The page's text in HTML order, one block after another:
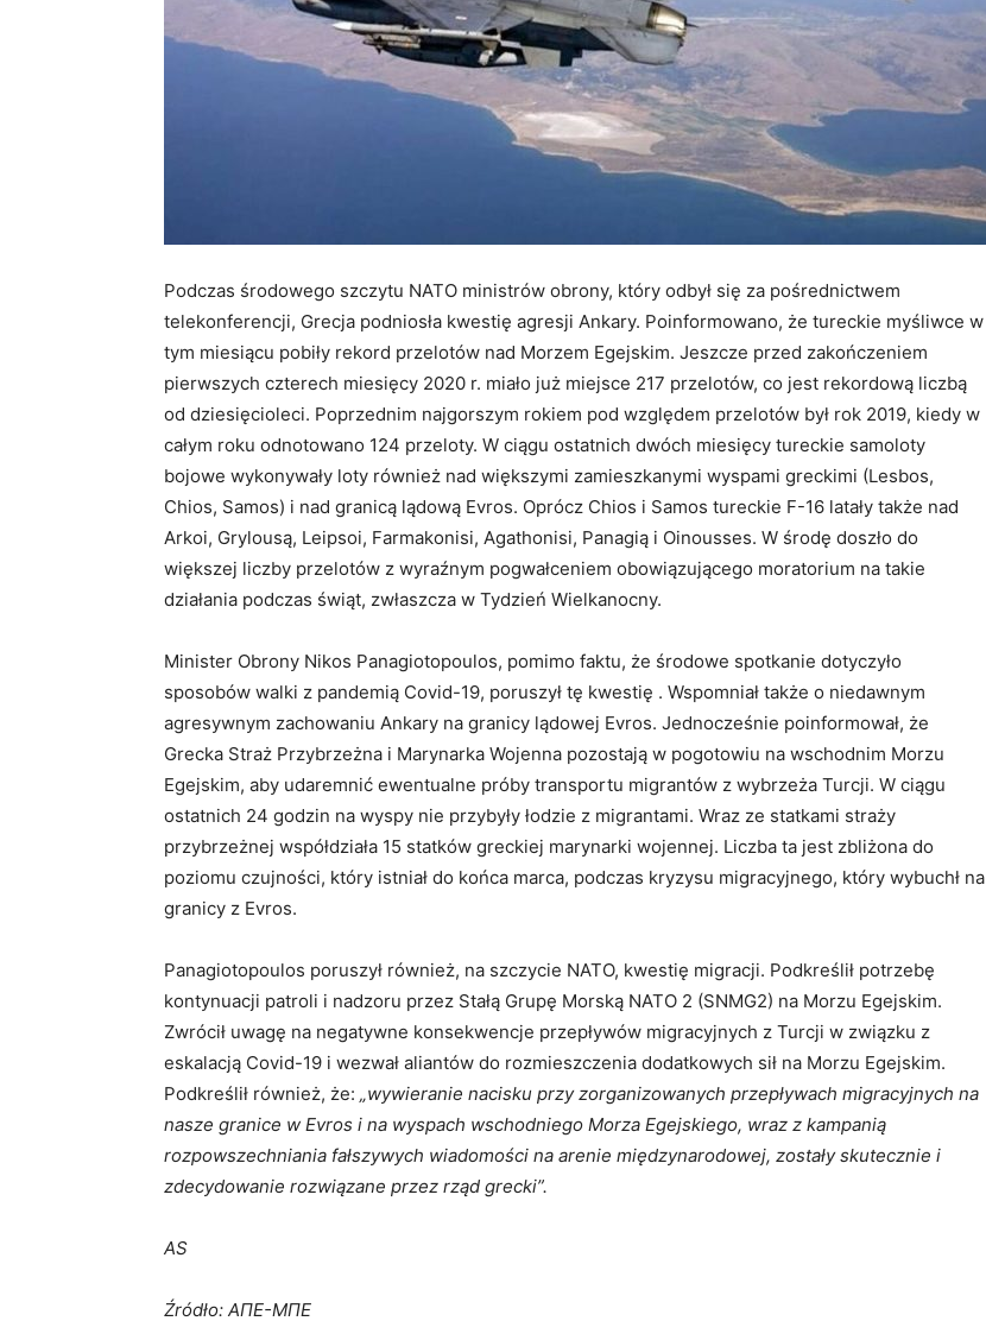
Podczas środowego szczytu NATO ministrów obrony, który odbył się za pośrednictwem
telekonferencji, Grecja podniosła kwestię agresji Ankary. Poinformowano, że tureckie myśliwce w
tym miesiącu pobiły rekord przelotów nad Morzem Egejskim. Jeszcze przed zakończeniem
pierwszych czterech miesięcy 2020 r. miało już miejsce 217 przelotów, co jest rekordową liczbą
od dziesięcioleci. Poprzednim najgorszym rokiem pod względem przelotów był rok 2019, kiedy w
całym roku odnotowano 124 przeloty. W ciągu ostatnich dwóch miesięcy tureckie samoloty
bojowe wykonywały loty również nad większymi zamieszkanymi wyspami greckimi (Lesbos,
Chios, Samos) i nad granicą lądową Evros. Oprócz Chios i Samos tureckie F-16 latały także nad
Arkoi, Grylousą, Leipsoi, Farmakonisi, Agathonisi, Panagią i Oinousses. W środę doszło do
większej liczby przelotów z wyraźnym pogwałceniem obowiązującego moratorium na takie
działania podczas świąt, zwłaszcza w Tydzień Wielkanocny.
Minister Obrony Nikos Panagiotopoulos, pomimo faktu, że środowe spotkanie dotyczyło
sposobów walki z pandemią Covid-19, poruszył tę kwestię . Wspomniał także o niedawnym
agresywnym zachowaniu Ankary na granicy lądowej Evros. Jednocześnie poinformował, że
Grecka Straż Przybrzeżna i Marynarka Wojenna pozostają w pogotowiu na wschodnim Morzu
Egejskim, aby udaremnić ewentualne próby transportu migrantów z wybrzeża Turcji. W ciągu
ostatnich 24 godzin na wyspy nie przybyły łodzie z migrantami. Wraz ze statkami straży
przybrzeżnej współdziała 15 statków greckiej marynarki wojennej. Liczba ta jest zbliżona do
poziomu czujności, który istniał do końca marca, podczas kryzysu migracyjnego, który wybuchł na
granicy z Evros.
Panagiotopoulos poruszył również, na szczycie NATO, kwestię migracji. Podkreślił potrzebę
kontynuacji patroli i nadzoru przez Stałą Grupę Morską NATO 2 (SNMG2) na Morzu Egejskim.
Zwrócił uwagę na negatywne konsekwencje przepływów migracyjnych z Turcji w związku z
eskalacją Covid-19 i wezwał aliantów do rozmieszczenia dodatkowych sił na Morzu Egejskim.
Podkreślił również, że: „wywieranie nacisku przy zorganizowanych przepływach migracyjnych na
nasze granice w Evros i na wyspach wschodniego Morza Egejskiego, wraz z kampanią
rozpowszechniania fałszywych wiadomości na arenie międzynarodowej, zostały skutecznie i
zdecydowanie rozwiązane przez rząd grecki”.
AS
Źródło: ΑΠΕ-ΜΠΕ